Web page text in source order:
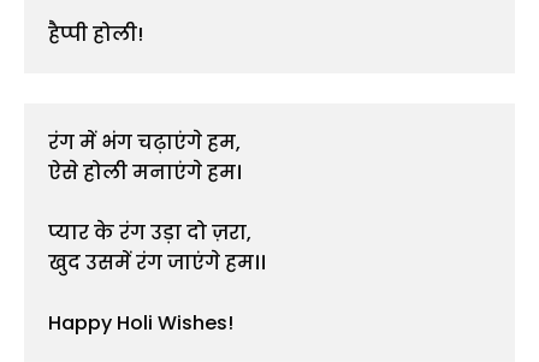
हैप्पी होली!
रंग में भंग चढ़ाएंगे हम,
ऐसे होली मनाएंगे हम।
प्यार के रंग उड़ा दो ज़रा,
खुद उसमें रंग जाएंगे हम।।
Happy Holi Wishes!